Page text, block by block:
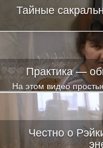
Тайные
Практика —
На этом видео
Честно о